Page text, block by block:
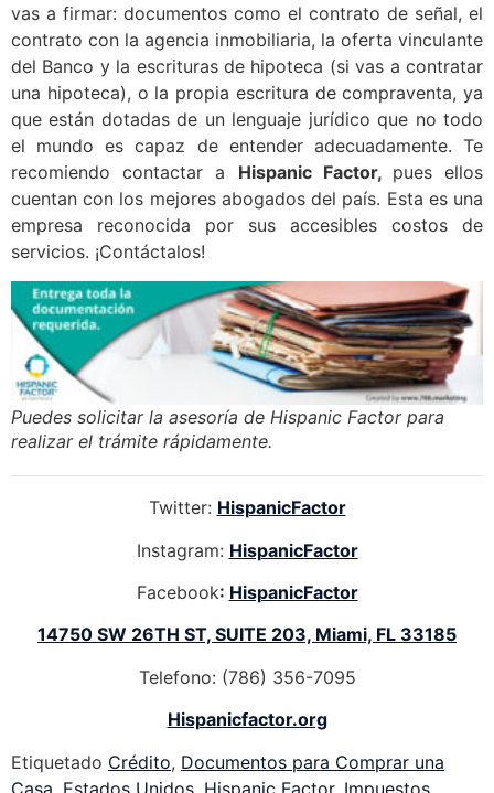
vas a firmar: documentos como el contrato de señal, el
contrato con la agencia inmobiliaria, la oferta vinculante
del Banco y la escrituras de hipoteca (si vas a contratar
una hipoteca), o la propia escritura de compraventa, ya
que están dotadas de un lenguaje jurídico que no todo
el mundo es capaz de entender adecuadamente. Te
recomiendo contactar a Hispanic Factor, pues ellos
cuentan con los mejores abogados del país. Esta es una
empresa reconocida por sus accesibles costos de
servicios. ¡Contáctalos!
Puedes solicitar la asesoría de Hispanic Factor para
realizar el trámite rápidamente.
Twitter: HispanicFactor
Instagram: HispanicFactor
Facebook: HispanicFactor
14750 SW 26TH ST, SUITE 203, Miami, FL 33185
Telefono: (786) 356-7095
Hispanicfactor.org
Etiquetado Crédito, Documentos para Comprar una
Casa Estados Unidos Hispanic Factor, Impuestos